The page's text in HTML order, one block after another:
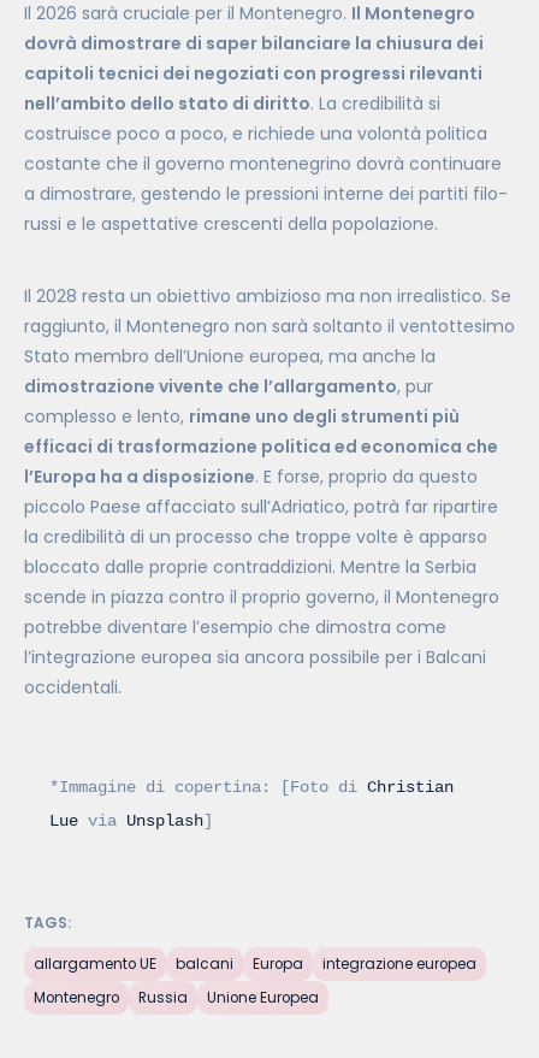
Il 2026 sarà cruciale per il Montenegro. Il Montenegro
dovrà dimostrare di saper bilanciare la chiusura dei
capitoli tecnici dei negoziati con progressi rilevanti
nell’ambito dello stato di diritto. La credibilità si
costruisce poco a poco, e richiede una volontà politica
costante che il governo montenegrino dovrà continuare
a dimostrare, gestendo le pressioni interne dei partiti filo-
russi e le aspettative crescenti della popolazione.
Il 2028 resta un obiettivo ambizioso ma non irrealistico. Se
raggiunto, il Montenegro non sarà soltanto il ventottesimo
Stato membro dell’Unione europea, ma anche la
dimostrazione vivente che l’allargamento, pur
complesso e lento, rimane uno degli strumenti più
efficaci di trasformazione politica ed economica che
l’Europa ha a disposizione. E forse, proprio da questo
piccolo Paese affacciato sull’Adriatico, potrà far ripartire
la credibilità di un processo che troppe volte è apparso
bloccato dalle proprie contraddizioni. Mentre la Serbia
scende in piazza contro il proprio governo, il Montenegro
potrebbe diventare l’esempio che dimostra come
l’integrazione europea sia ancora possibile per i Balcani
occidentali.
*Immagine di copertina: [Foto di Christian
Lue via Unsplash]
TAGS:
allargamento UE balcani Europa
integrazione europea
Montenegro
Russia Unione Europea